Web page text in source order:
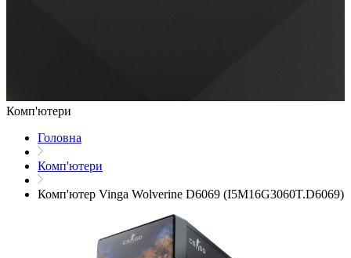
Комп'ютери
Головна
Комп'ютери
Комп'ютер Vinga Wolverine D6069 (I5M16G3060T.D6069)